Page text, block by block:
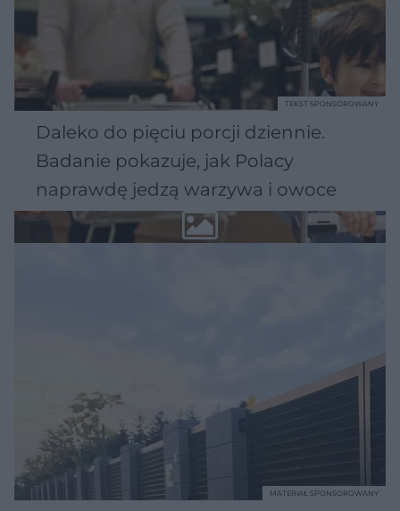
Daleko do pięciu porcji dziennie.
Badanie pokazuje, jak Polacy
naprawdę jedzą warzywa i owoce
TEKST SPONSOROWANY
MATERIAŁ SPONSOROWANY